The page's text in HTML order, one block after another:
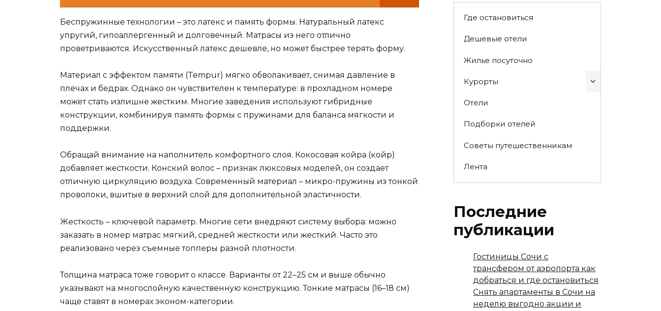
Беспружинные технологии – это латекс и память формы. Натуральный латекс
упругий, гипоаллергенный и долговечный. Матрасы из него отлично
проветриваются. Искусственный латекс дешевле, но может быстрее терять форму.
Материал с эффектом памяти (Tempur) мягко обволакивает, снимая давление в
плечах и бедрах. Однако он чувствителен к температуре: в прохладном номере
может стать излишне жестким. Многие заведения используют гибридные
конструкции, комбинируя память формы с пружинами для баланса мягкости и
поддержки.
Обращай внимание на наполнитель комфортного слоя. Кокосовая койра (койр)
добавляет жесткости. Конский волос – признак люксовых моделей, он создает
отличную циркуляцию воздуха. Современный материал – микро-пружины из тонкой
проволоки, вшитые в верхний слой для дополнительной эластичности.
Жесткость – ключевой параметр. Многие сети внедряют систему выбора: можно
заказать в номер матрас мягкий, средней жесткости или жесткий. Часто это
реализовано через съемные топперы разной плотности.
Толщина матраса тоже говорит о классе. Варианты от 22–25 см и выше обычно
указывают на многослойную качественную конструкцию. Тонкие матрасы (16–18 см)
чаще ставят в номерах эконом-категории.
Где остановиться
Дешевые отели
Жилье посуточно
Курорты
Отели
Подборки отелей
Советы путешественникам
Лента
Последние
публикации
Гостиницы Сочи с
трансфером от аэропорта как
добраться и где остановиться
Снять апартаменты в Сочи на
неделю выгодно акции и